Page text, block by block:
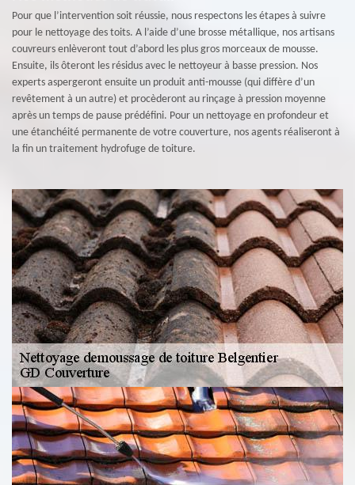
Pour que l’intervention soit réussie, nous respectons les étapes à suivre
pour le nettoyage des toits. A l’aide d’une brosse métallique, nos artisans
couvreurs enlèveront tout d’abord les plus gros morceaux de mousse.
Ensuite, ils ôteront les résidus avec le nettoyeur à basse pression. Nos
experts aspergeront ensuite un produit anti-mousse (qui diffère d’un
revêtement à un autre) et procèderont au rinçage à pression moyenne
après un temps de pause prédéfini. Pour un nettoyage en profondeur et
une étanchéité permanente de votre couverture, nos agents réaliseront à
la fin un traitement hydrofuge de toiture.